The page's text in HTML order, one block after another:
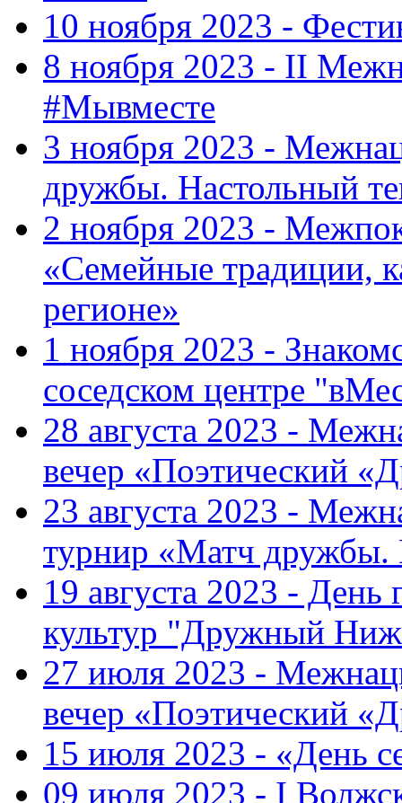
10 ноября 2023 -
8 ноября 2023 - II
#Мывместе
3 ноября 2023 -
дружбы. Настольный
2 ноября 2023 -
«Семейные традиции,
регионе»
1 ноября 2023 -
соседском центре
28 августа 2023 -
вечер «Поэтический
23 августа 2023 -
турнир «Матч
19 августа 2023 -
культур "Дружный
27 июля 2023 -
вечер «Поэтический
15 июля 2023 - «День
09 июля 2023 - I